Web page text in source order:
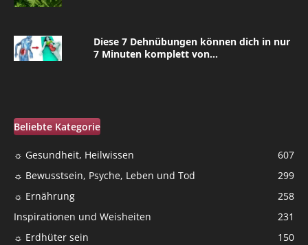
Diese 7 Dehnübungen können dich in nur
7 Minuten komplett von...
Beliebte Kategorie
☼ Gesundheit, Heilwissen
607
☼ Bewusstsein, Psyche, Leben und Tod
299
☼ Ernährung
258
Inspirationen und Weisheiten
231
☼ Erdhüter sein
150